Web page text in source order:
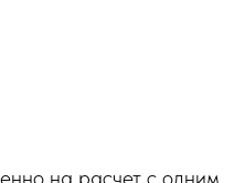
на расчет с одним